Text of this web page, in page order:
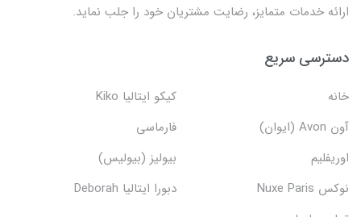
ارائه خدمات متمایز، رضایت مشتریان خود را جلب نماید.
دسترسی سریع
خانه
کیکو ایتالیا Kiko
آون Avon (ایوان)
فارماسی
اوریفلیم
بیولیز (بیولیس)
نوکس Nuxe Paris
دبورا ایتالیا Deborah